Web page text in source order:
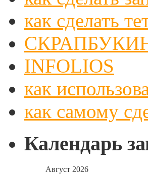
как сделать
INFOLIOS
как
как самому
Календарь
Август 2026